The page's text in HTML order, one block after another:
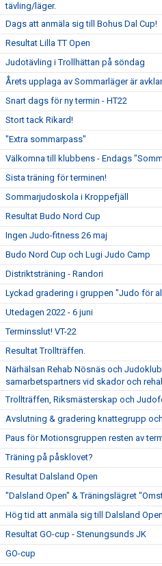
tävling/läger.
Dags att anmäla sig till Bohus Dal Cup!
Resultat Lilla TT Open
Judotävling i Trollhättan på söndag
Årets upplaga av Sommarläger är
Snart dags för ny termin - HT22
Stort tack Rikard!
"Extra sommarpass"
Välkomna till klubbens - Endags
Sista träning för terminen!
Sommarjudoskola i Kroppefjäll
Resultat Budo Nord Cup
Ingen Judo-fitness 26 maj
Budo Nord Cup och Lugi Judo Camp
Distriktsträning - Randori
Lyckad gradering i gruppen "Judo för
Utedagen 2022 - 6 juni
Terminsslut! VT-22
Resultat Trollträffen.
Närhälsan Rehab Nösnäs och
samarbetspartners vid skador och
Trollträffen, Riksmästerskap och
Avslutning & gradering knattegrupp
Paus för Motionsgruppen resten av
Träning på påsklovet?
Resultat Dalsland Open
"Dalsland Open" & Träningslägret
Hög tid att anmäla sig till Dalsland
Resultat GO-cup - Stenungsunds JK
GO-cup